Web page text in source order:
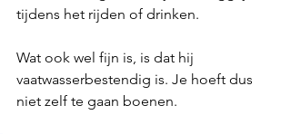
tijdens het rijden of drinken.
Wat ook wel fijn is, is dat hij
vaatwasserbestendig is. Je hoeft dus
niet zelf te gaan boenen.